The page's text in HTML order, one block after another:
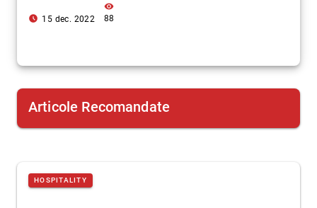
access_time_filled 15 dec. 2022
visibility
88
Articole Recomandate
HOSPITALITY